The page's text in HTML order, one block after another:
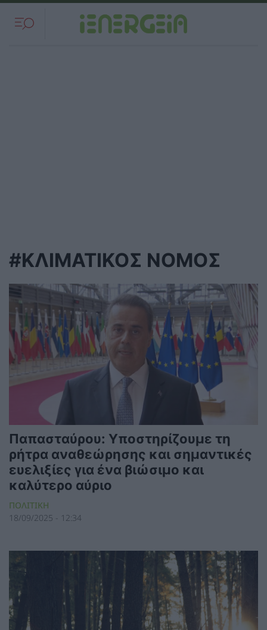
#ΚΛΙΜΑΤΙΚΟΣ ΝΟΜΟΣ
Παπασταύρου: Υποστηρίζουμε τη
ρήτρα αναθεώρησης και σημαντικές
ευελιξίες για ένα βιώσιμο και
καλύτερο αύριο
ΠΟΛΙΤΙΚΗ
18/09/2025 - 12:34